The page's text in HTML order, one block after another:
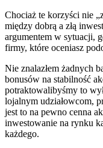
Chociaż te korzyści nie
między dobrą a złą
argumentem w sytuacji,
firmy, które oceniasz
Nie znalazłem żadnych
bonusów na stabilność
potraktowalibyśmy to
lojalnym udziałowcom,
jest to na pewno cenna
inwestowanie na rynku
każdego.